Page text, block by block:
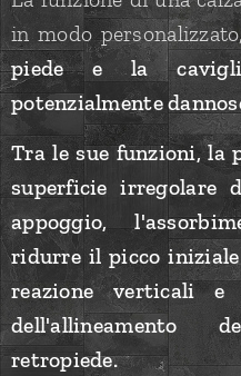
in modo
piede e la
potenzialmente
Tra le sue funzioni, la
superficie irregolare
appoggio,
ridurre il picco
reazione verticali
dell'allineamento
retropiede.